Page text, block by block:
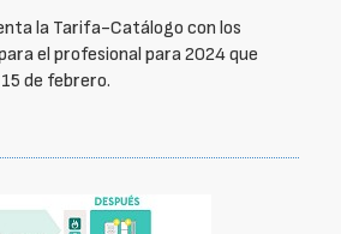
la Tarifa-Catálogo con los
el profesional para 2024 que
de febrero.